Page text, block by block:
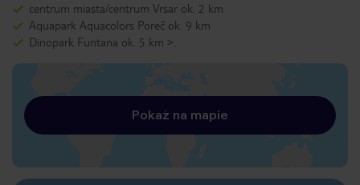
centrum miasta/centrum Vrsar ok. 2 km
Aquapark Aquacolors Poreč ok. 9 km
Dinopark Funtana ok. 5 km >.
Pokaż na mapie